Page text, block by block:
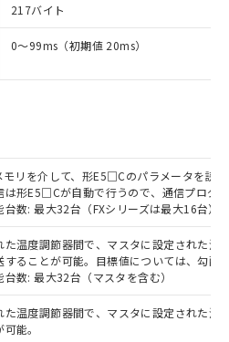
217バイト
0～99ms（初期値 20ms）
モリを介して、形E5□Cのパラメータを読
は形E5□Cが自動で行うので、通信プログ
台数: 最大32台（FXシリーズは最大16台）
た温度調節器間で、マスタに設定された温
することが可能。目標値については、勾配
台数: 最大32台（マスタを含む）
た温度調節器間で、マスタに設定された温
能。